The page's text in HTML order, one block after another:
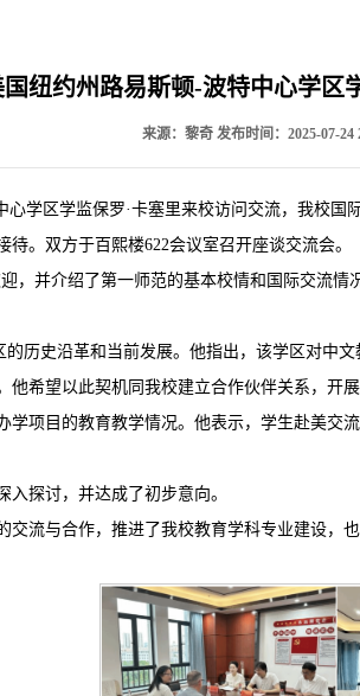
国纽约州路易斯顿-波特中心学区
来源：黎奇 发布时间：2025-07-24
心学区学监保罗·卡塞里来校访问交流，我校
。双方于百熙楼622会议室召开座谈交流会。
，并介绍了第一师范的基本校情和国际交流
历史沿革和当前发展。他指出，该学区对中
他希望以此契机同我校建立合作伙伴关系，开
学项目的教育教学情况。他表示，学生赴美
入探讨，并达成了初步意向。
交流与合作，推进了我校教育学科专业建设